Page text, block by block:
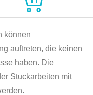
können
auftreten, die keinen
haben. Die
Stuckarbeiten mit